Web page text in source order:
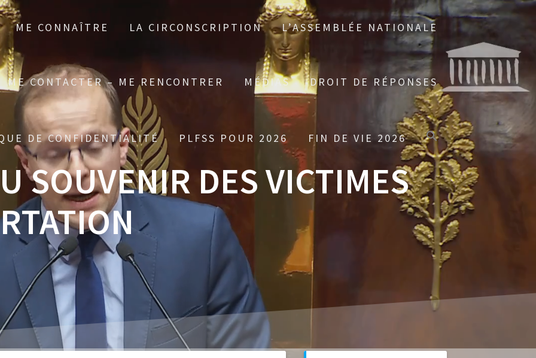
ME CONNAÎTRE LA CIRCONSCRIPTION L’ASSEMBLÉE NATIONALE
ME CONTACTER – ME RENCONTRER MÉDIAS DROIT DE RÉPONSES
DE CONFIDENTIALITÉ PLFSS POUR 2026 FIN DE VIE 2026
SOUVENIR DES VICTIMES